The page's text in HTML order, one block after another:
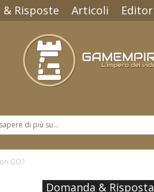
& Risposte Articoli
GO?
Domanda & Risposta